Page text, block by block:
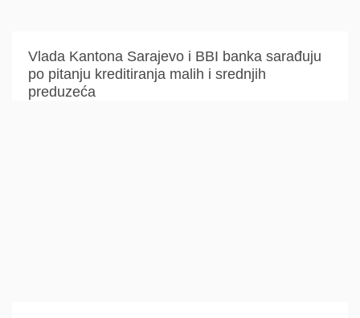
Vlada Kantona Sarajevo i BBI banka sarađuju
po pitanju kreditiranja malih i srednjih
preduzeća